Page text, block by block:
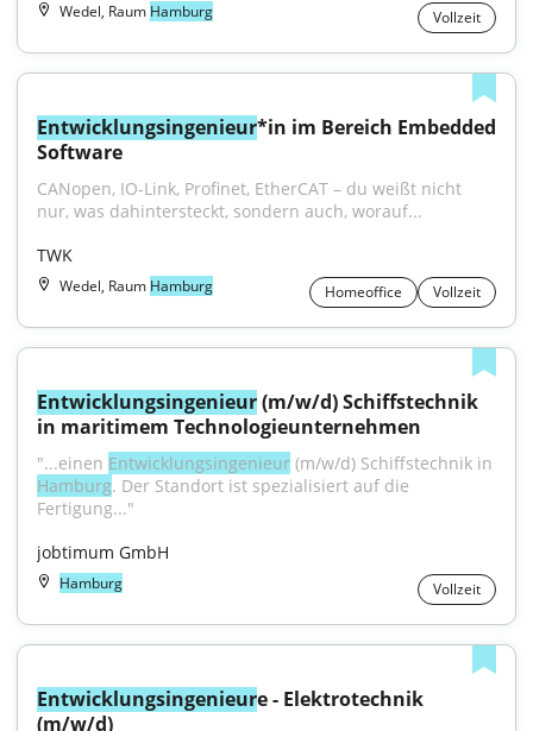
Wedel, Raum Hamburg Vollzeit
Entwicklungsingenieur*in im Bereich Embedded
Software
CANopen, IO-Link, Profinet, EtherCAT – du weißt nicht
nur, was dahintersteckt, sondern auch, worauf...
TWK
Wedel, Raum Hamburg Homeoffice Vollzeit
Entwicklungsingenieur (m/w/d) Schiffstechnik
in maritimem Technologieunternehmen
"...einen Entwicklungsingenieur
Hamburg. Der Standort ist spezialisiert auf die
Fertigung..."
jobtimum GmbH
Hamburg Vollzeit
Entwicklungsingenieure - Elektrotechnik
(m/w/d)